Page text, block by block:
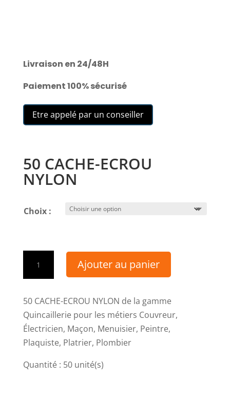
Livraison en 24/48H
Paiement 100% sécurisé
Etre appelé par un conseiller
50 CACHE-ECROU
NYLON
Choix :
CACHE-
ECROU
NYLON
Ajouter au panier
50 CACHE-ECROU NYLON de la gamme
Quincaillerie pour les métiers Couvreur,
Électricien, Maçon, Menuisier, Peintre,
Plaquiste, Platrier, Plombier
Quantité : 50 unité(s)